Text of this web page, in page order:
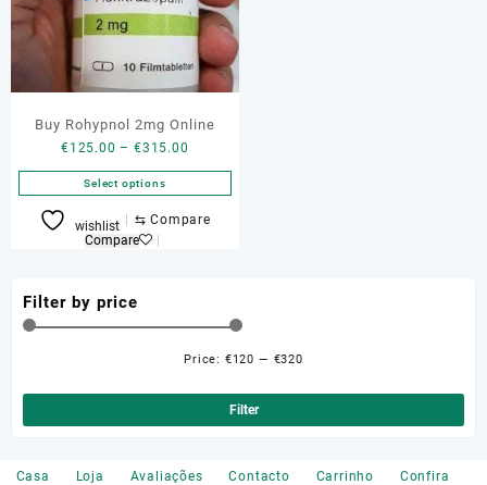
Buy Rohypnol 2mg Online
€125.00 – €315.00
range:
€125.00
through
Select options
This
product
variants.
The
be
wishlist ⇆ Compare
Compare
Filter by price
Filter
Price: €120 — €320
Casa Loja Avaliações Contacto Carrinho Confira